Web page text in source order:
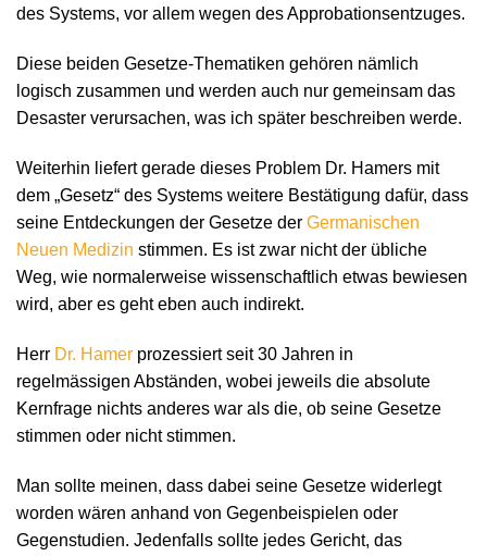
des Systems, vor allem wegen des Approbationsentzuges.
Diese beiden Gesetze-Thematiken gehören nämlich
logisch zusammen und werden auch nur gemeinsam das
Desaster verursachen, was ich später beschreiben werde.
Weiterhin liefert gerade dieses Problem Dr. Hamers mit
dem „Gesetz“ des Systems weitere Bestätigung dafür, dass
seine Entdeckungen der Gesetze der Germanischen
Neuen Medizin stimmen. Es ist zwar nicht der übliche
Weg, wie normalerweise wissenschaftlich etwas bewiesen
wird, aber es geht eben auch indirekt.
Herr Dr. Hamer prozessiert seit 30 Jahren in
regelmässigen Abständen, wobei jeweils die absolute
Kernfrage nichts anderes war als die, ob seine Gesetze
stimmen oder nicht stimmen.
Man sollte meinen, dass dabei seine Gesetze widerlegt
worden wären anhand von Gegenbeispielen oder
Gegenstudien. Jedenfalls sollte jedes Gericht, das